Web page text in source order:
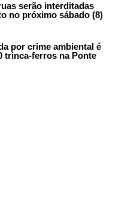
serão interditadas
no próximo sábado (8)
por crime ambiental é
trinca-ferros na Ponte